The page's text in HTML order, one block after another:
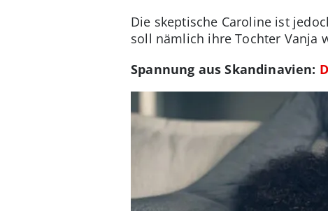
Die skeptische Caroline ist
soll nämlich ihre Tochter Vanja
Spannung aus Skandinavien: